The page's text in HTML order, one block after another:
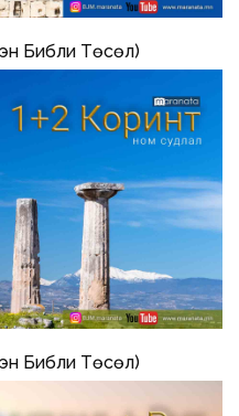
Библи Төсөл)
Библи Төсөл)